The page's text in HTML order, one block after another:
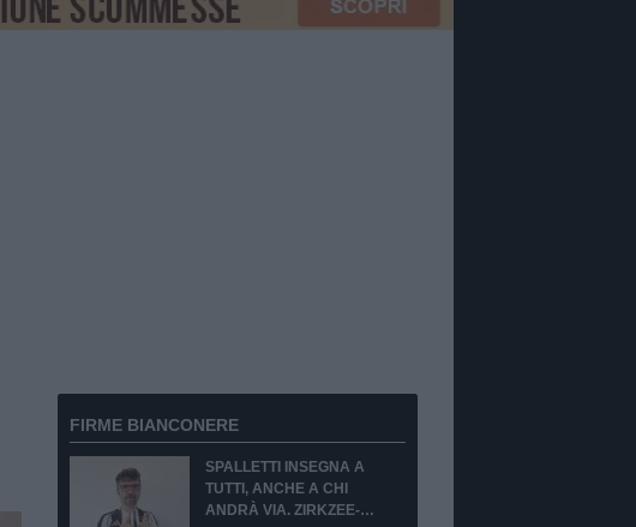
FIRME BIANCONERE
SPALLETTI INSEGNA A
TUTTI, ANCHE A CHI
ANDRÀ VIA. ZIRKZEE-